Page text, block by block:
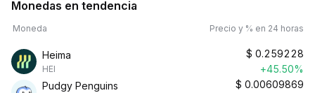
Monedas en tendencia
Moneda Precio y % en 24 horas
Heima
HEI
$ 0.259228
+45.50%
Pudgy Penguins
$ 0.00609869